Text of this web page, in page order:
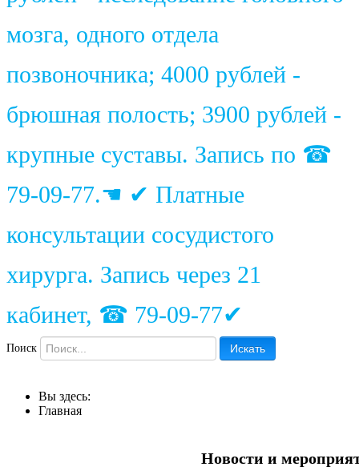
мозга, одного отдела
позвоночника; 4000 рублей -
брюшная полость; 3900 рублей -
крупные суставы. Запись по ☎
79-09-77.☚ ✔ Платные
консультации сосудистого
хирурга. Запись через 21
кабинет, ☎ 79-09-77✔
Поиск Искать
Вы здесь:
Главная
Новости и